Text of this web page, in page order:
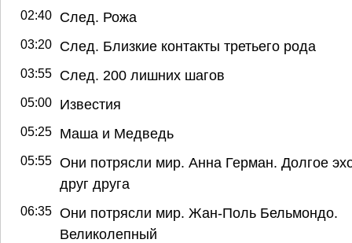
02:40 След. Рожа
03:20 След. Близкие контакты третьего рода
03:55 След. 200 лишних шагов
05:00 Известия
05:25 Маша и Медведь
05:55 Они потрясли мир. Анна Герман. Долгое
друг друга
06:35 Они потрясли мир. Жан-Поль Бельмондо.
Великолепный